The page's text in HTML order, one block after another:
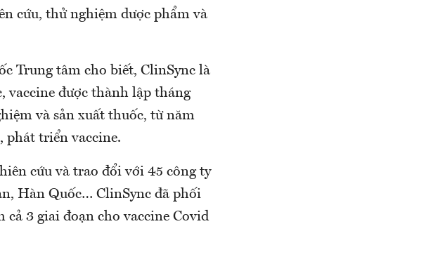
cứu, thử nghiệm dược phẩm và
Trung tâm cho biết, ClinSync là
vaccine được thành lập tháng
và sản xuất thuốc, từ năm
phát triển vaccine.
cứu và trao đổi với 45 công ty
Hàn Quốc… ClinSync đã phối
3 giai đoạn cho vaccine Covid